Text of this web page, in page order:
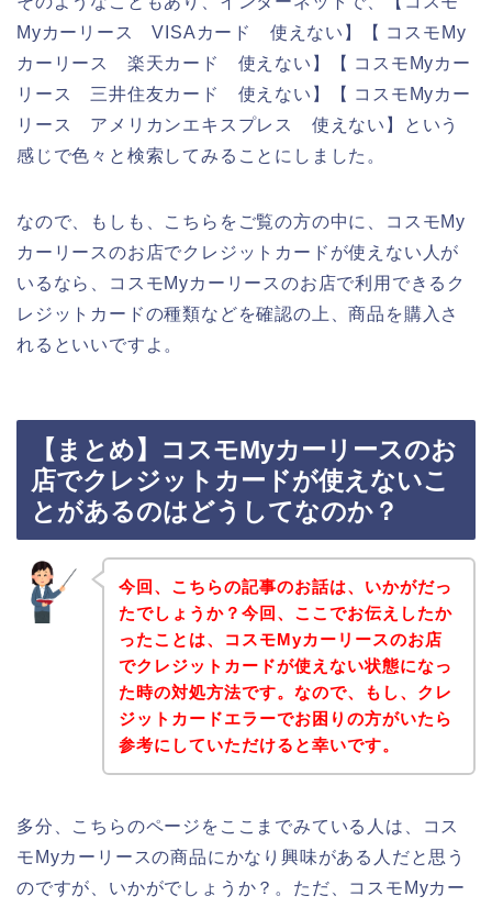
Myカーリース VISAカード 使えない】【 コスモMy
カーリース 楽天カード 使えない】【 コスモMyカー
リース 三井住友カード 使えない】【 コスモMyカー
リース アメリカンエキスプレス 使えない】という
感じで色々と検索してみることにしました。
なので、もしも、こちらをご覧の方の中に、コスモMy
カーリースのお店でクレジットカードが使えない人が
いるなら、コスモMyカーリースのお店で利用できるク
レジットカードの種類などを確認の上、商品を購入さ
れるといいですよ。
【まとめ】コスモMyカーリースのお
店でクレジットカードが使えないこ
とがあるのはどうしてなのか？
今回、こちらの記事のお話は、いかがだっ
たでしょうか？今回、ここでお伝えしたか
ったことは、コスモMyカーリースのお店
でクレジットカードが使えない状態になっ
た時の対処方法です。なので、もし、クレ
ジットカードエラーでお困りの方がいたら
参考にしていただけると幸いです。
多分、こちらのページをここまでみている人は、コス
モMyカーリースの商品にかなり興味がある人だと思う
のですが、いかがでしょうか？。ただ、コスモMyカー